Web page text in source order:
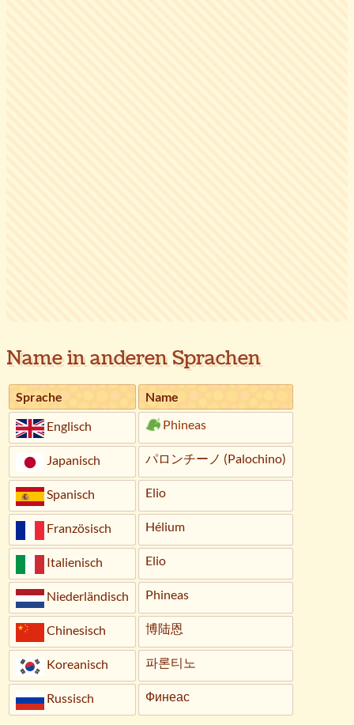
Name in anderen Sprachen
Sprache
Name
Englisch
Phineas
Japanisch パロンチーノ (Palochino)
Spanisch Elio
Französisch Hélium
Italienisch Elio
Niederländisch Phineas
Chinesisch 博陆恩
Koreanisch 파론티노
Russisch Финеас